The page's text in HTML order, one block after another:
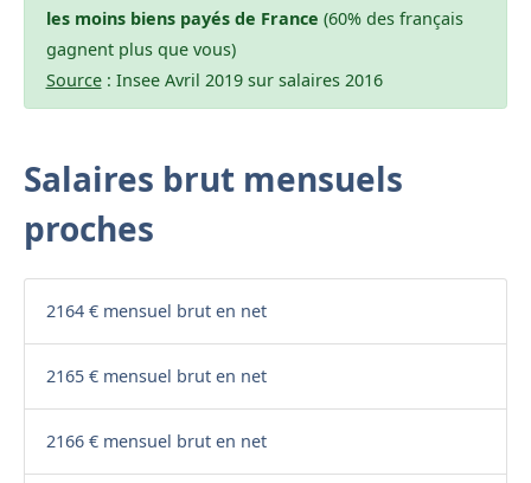
les moins biens payés de France (60% des français
gagnent plus que vous)
Source: Insee Avril 2019 sur salaires 2016
Salaires brut mensuels
proches
2164 € mensuel brut en net
2165 € mensuel brut en net
2166 € mensuel brut en net